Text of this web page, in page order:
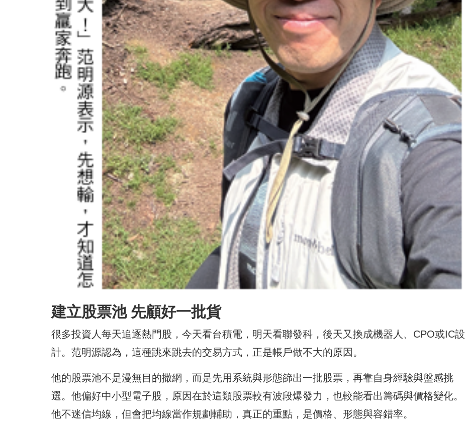
建立股票池 先顧好一批貨
很多投資人每天追逐熱門股，今天看台積電，明天看聯發科，後天又換成機器人、CPO或IC設
計。范明源認為，這種跳來跳去的交易方式，正是帳戶做不大的原因。
他的股票池不是漫無目的撒網，而是先用系統與形態篩出一批股票，再靠自身經驗與盤感挑
選。他偏好中小型電子股，原因在於這類股票較有波段爆發力，也較能看出籌碼與價格變化。
他不迷信均線，但會把均線當作規劃輔助，真正的重點，是價格、形態與容錯率。